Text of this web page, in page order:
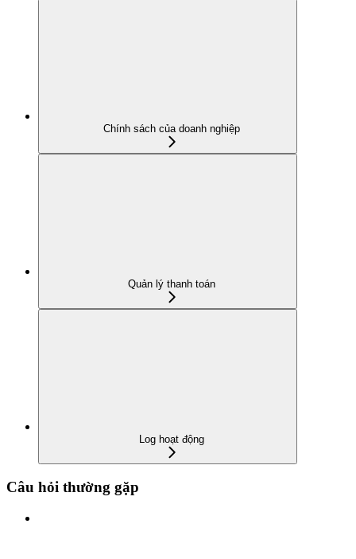
Chính sách của doanh nghiệp
Quản lý thanh toán
Log hoạt động
Câu hỏi thường gặp